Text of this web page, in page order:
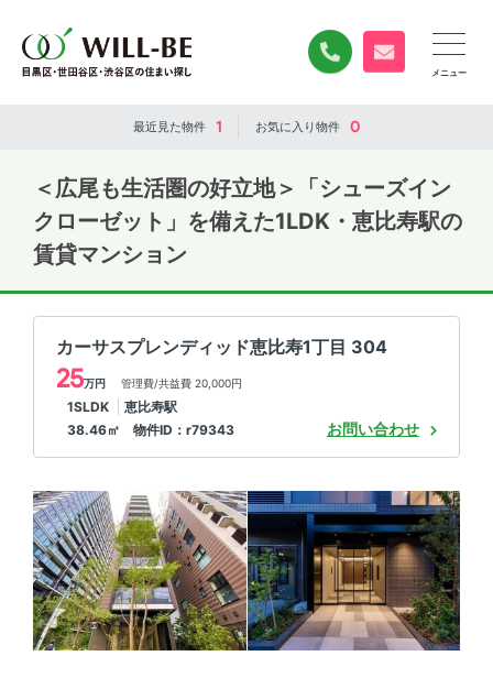
0120-840-834
無料お問い合
最近見た物件 1 お気に入り物件 0
＜広尾も生活圏の好立地＞「シューズイン
クローゼット」を備えた1LDK・恵比寿駅の
賃貸マンション
カーサスプレンディッド恵比寿1丁目 304
25万円 管理費/共益費 20,000円
1SLDK
恵比寿駅
38.46㎡ 物件ID：r79343
お問い合わせ